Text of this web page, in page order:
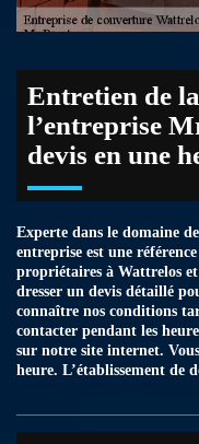
Entretien de
l’entreprise
devis en une
Experte dans le domaine
entreprise est une
propriétaires à Wattrelos
dresser un devis détaillé
connaître nos conditions
contacter pendant les
sur notre site internet.
heure. L’établissement de